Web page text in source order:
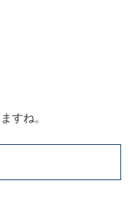
すね。